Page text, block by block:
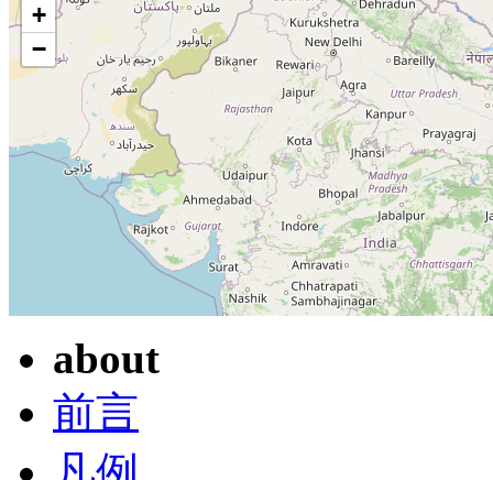
+
−
about
前言